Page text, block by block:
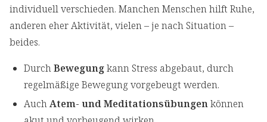
individuell verschieden. Manchen Menschen hilft Ruhe,
anderen eher Aktivität, vielen – je nach Situation –
beides.
DurchBewegungkann Stress abgebaut, durch
regelmäßige Bewegung vorgebeugt werden.
AuchAtem- und Meditationsübungenkönnen